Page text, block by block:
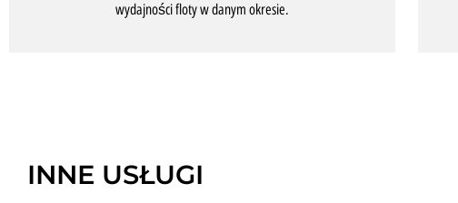
wydajności floty w danym okresie.
INNE USŁUGI